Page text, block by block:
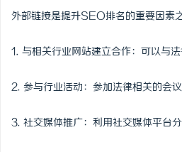
外部链接是提升SEO排名的重要因素
1. 与相关行业网站建立合作：可以与
2. 参与行业活动：参加法律相关的会
3. 社交媒体推广：利用社交媒体平台